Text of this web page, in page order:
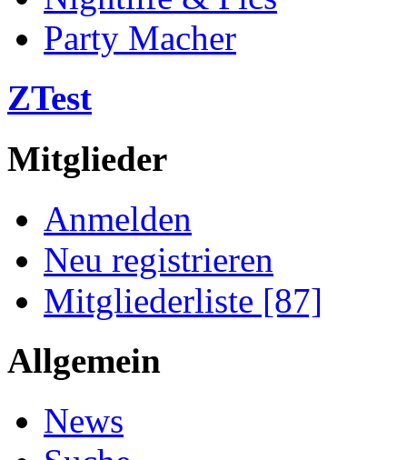
Party Macher
ZTest
Mitglieder
Anmelden
Neu registrieren
Mitgliederliste [87]
Allgemein
News